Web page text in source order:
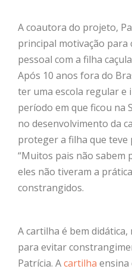
A coautora do projeto,
principal motivação
pessoal com a filha
Após 10 anos fora do
ter uma escola regular e
período em que ficou na
no desenvolvimento da
proteger a filha que teve
“Muitos pais não sabem
eles não tiveram a
constrangidos.
A cartilha é bem
para evitar
Patrícia. Acartilha ensina